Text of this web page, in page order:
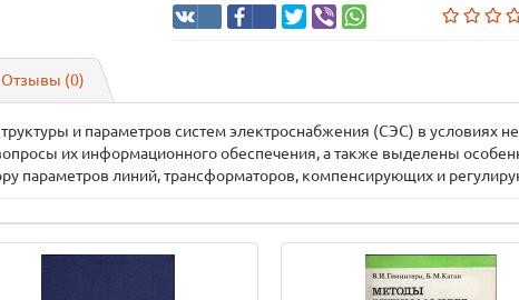
Отзывы (0)
и параметров систем электроснабжения (СЭС) в условиях
их информационного обеспечения, а также выделены
параметров линий, трансформаторов, компенсирующих и